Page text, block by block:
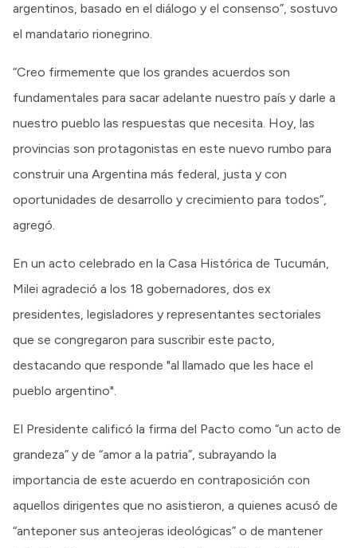
argentinos, basado en el diálogo y el consenso”, sostuvo
el mandatario rionegrino.
“Creo firmemente que los grandes acuerdos son
fundamentales para sacar adelante nuestro país y darle a
nuestro pueblo las respuestas que necesita. Hoy, las
provincias son protagonistas en este nuevo rumbo para
construir una Argentina más federal, justa y con
oportunidades de desarrollo y crecimiento para todos”,
agregó.
En un acto celebrado en la Casa Histórica de Tucumán,
Milei agradeció a los 18 gobernadores, dos ex
presidentes, legisladores y representantes sectoriales
que se congregaron para suscribir este pacto,
destacando que responde "al llamado que les hace el
pueblo argentino".
El Presidente calificó la firma del Pacto como “un acto de
grandeza” y de “amor a la patria”, subrayando la
importancia de este acuerdo en contraposición con
aquellos dirigentes que no asistieron, a quienes acusó de
“anteponer sus anteojeras ideológicas” o de mantener